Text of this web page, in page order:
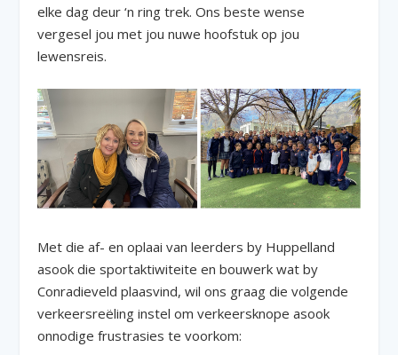
elke dag deur ‘n ring trek. Ons beste wense
vergesel jou met jou nuwe hoofstuk op jou
lewensreis.
Met die af- en oplaai van leerders by Huppelland
asook die sportaktiwiteite en bouwerk wat by
Conradieveld plaasvind, wil ons graag die volgende
verkeersreëling instel om verkeersknope asook
onnodige frustrasies te voorkom: